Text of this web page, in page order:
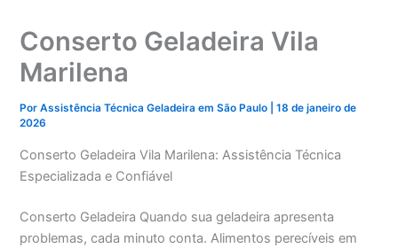
Conserto Geladeira Vila
Marilena
PorAssistência Técnica Geladeira em São Paulo |18 de janeiro de
2026
Conserto Geladeira Vila Marilena: Assistência Técnica
Especializada e Confiável
Conserto Geladeira Quando sua geladeira apresenta
problemas, cada minuto conta. Alimentos perecíveis em